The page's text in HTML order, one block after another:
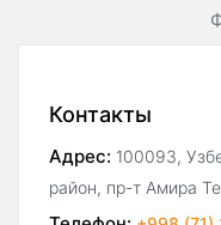
Контакты
Адрес: 100093,
район, пр-т Амира